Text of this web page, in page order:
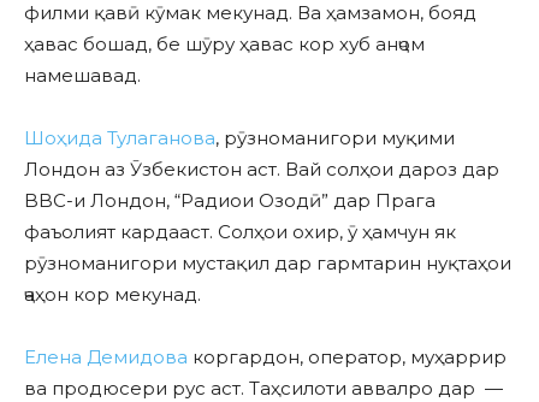
филми қавӣ кӯмак мекунад. Ва ҳамзамон, бояд
ҳавас бошад, бе шӯру ҳавас кор хуб анҷом
намешавад.
Шоҳида Тулаганова, рӯзноманигори муқими
Лондон аз Ӯзбекистон аст. Вай солҳои дароз дар
BBC-и Лондон, “Радиои Озодӣ” дар Прага
фаъолият кардааст. Солҳои охир, ӯ ҳамчун як
рӯзноманигори мустақил дар гармтарин нуқтаҳои
ҷаҳон кор мекунад.
Елена Демидова коргардон, оператор, муҳаррир
ва продюсери рус аст. Таҳсилоти аввалро дар —